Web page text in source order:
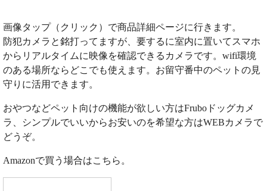
画像タップ（クリック）で商品詳細ページに行きます。
防犯カメラと銘打ってますが、要するに室内に置いてスマホ
からリアルタイムに映像を確認できるカメラです。wifi環境
のある場所ならどこでも使えます。お留守番中のペットの見
守りに活用できます。
おやつなどペット向けの機能が欲しい方はFruboドッグカメ
ラ、シンプルでいいからお安いのを希望な方はWEBカメラで
どうぞ。
Amazonで買う場合はこちら。